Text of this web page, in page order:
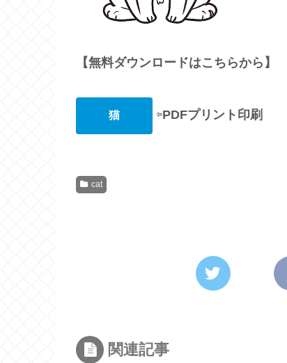
【無料ダウンロードはこちらから】
猫 ⇦PDFプリント印刷
cat
関連記事